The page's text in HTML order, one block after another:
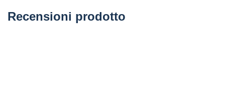
Recensioni prodotto